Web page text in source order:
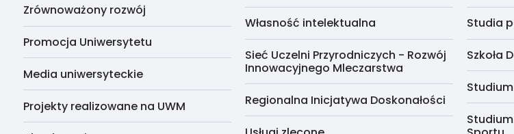
Zrównoważony rozwój
Promocja Uniwersytetu
Media uniwersyteckie
Projekty realizowane na UWM
Własność intelektualna
Sieć Uczelni Przyrodniczych - Rozwój
Innowacyjnego Mleczarstwa
Regionalna Inicjatywa Doskonałości
Studia
Szkoła